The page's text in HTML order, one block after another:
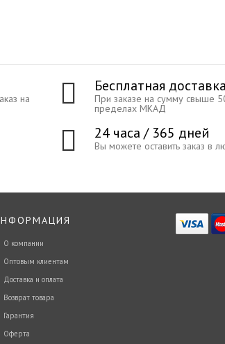
на
Бесплатная доставка
При заказе на сумму свыше
пределах МКАД
24 часа / 365 дней
Вы можете оставить заказ в
О компании
Оптовым клиентам
Доставка и оплата
Возврат товара
Гарантия
Оферта